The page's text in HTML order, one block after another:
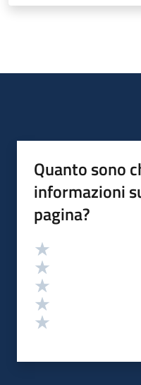
Quanto sono
informazioni
pagina?
Valutazione